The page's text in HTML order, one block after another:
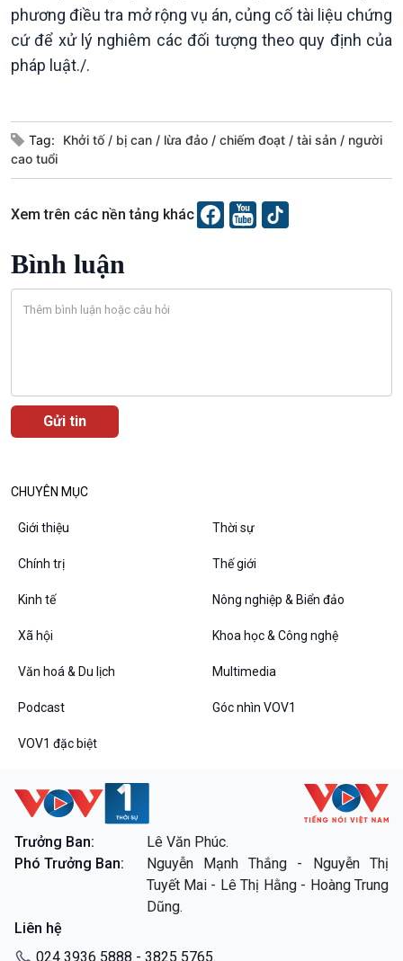
Podcast
VOV1 đặc biệt
Thanh âm ký sự
Các chương trình đặc biệt
phương điều tra mở rộng vụ án, củng cố tài liệu chứng
cứ để xử lý nghiêm các đối tượng theo quy định của
pháp luật./.
Tag: Khởi tố bị can lừa đảo chiếm đoạt tài sản
người
cao tuổi
Xem trên các nền tảng khác
Bình luận
CHUYÊN MỤC
Giới thiệu Thời sự
Chính trị Thế giới
Kinh tế Nông nghiệp & Biển đảo
Xã hội Khoa học & Công nghệ
Văn hoá & Du lịch Multimedia
Podcast Góc nhìn VOV1
VOV1 đặc biệt
Trưởng Ban:
Lê Văn Phúc.
Phó Trưởng Ban:
Nguyễn Mạnh Thắng - Nguyễn Thị
Tuyết Mai - Lê Thị Hằng - Hoàng Trung
Dũng.
Liên hệ
024 3936 5888 - 3825 5765.